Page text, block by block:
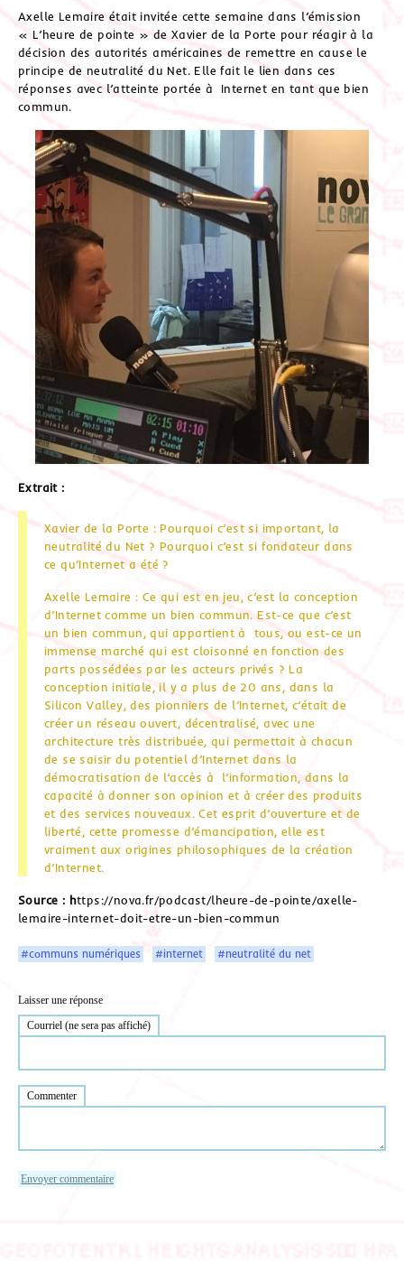
Axelle Lemaire était invitée cette semaine dans l’émission
« L’heure de pointe » de Xavier de la Porte pour réagir à la
décision des autorités américaines de remettre en cause le
principe de neutralité du Net. Elle fait le lien dans ces
réponses avec l’atteinte portée à Internet en tant que bien
commun.
Extrait :
Xavier de la Porte : Pourquoi c’est si important, la
neutralité du Net ? Pourquoi c’est si fondateur dans
ce qu’Internet a été ?
Axelle Lemaire : Ce qui est en jeu, c’est la conception
d’Internet comme un bien commun. Est-ce que c’est
un bien commun, qui appartient à tous, ou est-ce un
immense marché qui est cloisonné en fonction des
parts possédées par les acteurs privés ? La
conception initiale, il y a plus de 20 ans, dans la
Silicon Valley, des pionniers de l’Internet, c’était de
créer un réseau ouvert, décentralisé, avec une
architecture très distribuée, qui permettait à chacun
de se saisir du potentiel d’Internet dans la
démocratisation de l’accès à l’information, dans la
capacité à donner son opinion et à créer des produits
et des services nouveaux. Cet esprit d’ouverture et de
liberté, cette promesse d’émancipation, elle est
vraiment aux origines philosophiques de la création
d’Internet.
Source : https://nova.fr/podcast/lheure-de-pointe/axelle-
lemaire-internet-doit-etre-un-bien-commun
#communs numériques #internet #neutralité du net
Laisser une réponse
Courriel (ne sera pas affiché)
Commenter